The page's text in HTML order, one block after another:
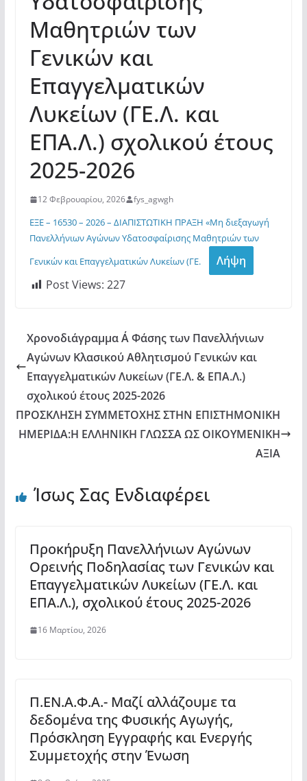
Μαθητριών των
Γενικών και
Επαγγελματικών
Λυκείων (ΓΕ.Λ. και
ΕΠΑ.Λ.) σχολικού έτους
2025-2026
12 Φεβρουαρίου, 2026 fys_agwgh
ΕΞΕ – 16530 – 2026 – ΔΙΑΠΙΣΤΩΤΙΚΗ ΠΡΑΞΗ «Μη διεξαγωγή
Πανελλήνιων Αγώνων Υδατοσφαίρισης Μαθητριών των
Γενικών και Επαγγελματικών Λυκείων (ΓΕ.
Λήψη
Post Views: 227
Χρονοδιάγραμμα Α΄ Φάσης των Πανελλήνιων
Αγώνων Κλασικού Αθλητισμού Γενικών και
Επαγγελματικών Λυκείων (ΓΕ.Λ. & ΕΠΑ.Λ.)
σχολικού έτους 2025-2026
ΠΡΟΣΚΛΗΣΗ ΣΥΜΜΕΤΟΧΗΣ ΣΤΗΝ ΕΠΙΣΤΗΜΟΝΙΚΗ
ΗΜΕΡΙΔΑ:Η ΕΛΛΗΝΙΚΗ ΓΛΩΣΣΑ ΩΣ ΟΙΚΟΥΜΕΝΙΚΗ
ΑΞΙΑ
Ίσως Σας Ενδιαφέρει
Προκήρυξη Πανελλήνιων Αγώνων
Ορεινής Ποδηλασίας των Γενικών και
Επαγγελματικών Λυκείων (ΓΕ.Λ. και
ΕΠΑ.Λ.), σχολικού έτους 2025-2026
16 Μαρτίου, 2026
Π.ΕΝ.Α.Φ.Α.- Μαζί αλλάζουμε τα
δεδομένα της Φυσικής Αγωγής,
Πρόσκληση Εγγραφής και Ενεργής
Συμμετοχής στην Ένωση